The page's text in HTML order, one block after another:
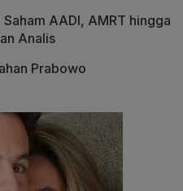
AADI, AMRT hingga
Analis
Prabowo